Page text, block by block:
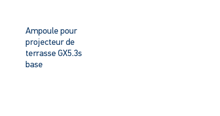
Ampoule pour
projecteur de
terrasse GX5.3s
base